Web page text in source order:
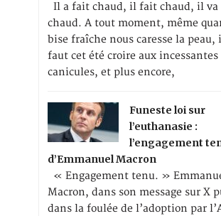
Il a fait chaud, il fait chaud, il va
chaud. A tout moment, même
bise fraîche nous caresse la peau,
faut cet été croire aux incessantes
canicules, et plus encore,
Funeste loi sur
l’euthanasie :
l’engagement
d’Emmanuel Macron
« Engagement tenu. »
Macron, dans son message sur X
dans la foulée de l’adoption par